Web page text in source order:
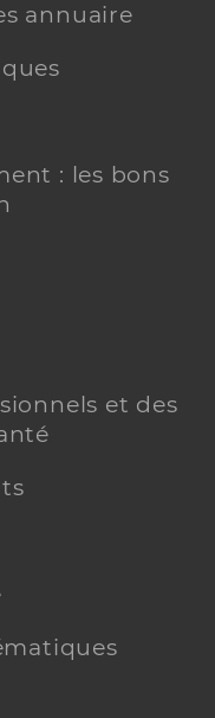
annuaire
: les bons
et des